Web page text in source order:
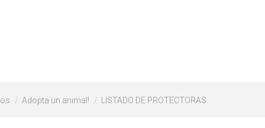
Adopta un animal! LISTADO DE PROTECTORAS